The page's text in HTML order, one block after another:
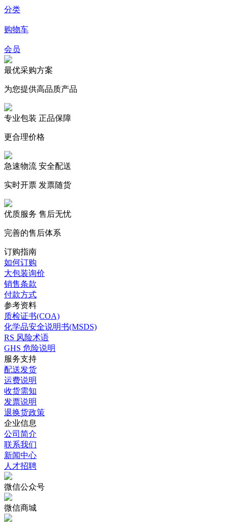
分类
购物车
会员
最优采购方案
为您提供高品质产品
专业包装 正品保障
更合理价格
急速物流 安全配送
实时开票 发票随货
优质服务 售后无忧
完善的售后体系
订购指南
如何订购
大包装询价
销售条款
付款方式
参考资料
质检证书(COA)
化学品安全说明书(MSDS)
RS 风险术语
GHS 危险说明
服务支持
配送发货
运费说明
收货需知
发票说明
退换货政策
企业信息
公司简介
联系我们
新闻中心
人才招聘
微信公众号
微信商城